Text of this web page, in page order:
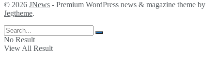
© 2026 JNews - Premium WordPress news & magazine theme by
Jegtheme.
No Result
View All Result